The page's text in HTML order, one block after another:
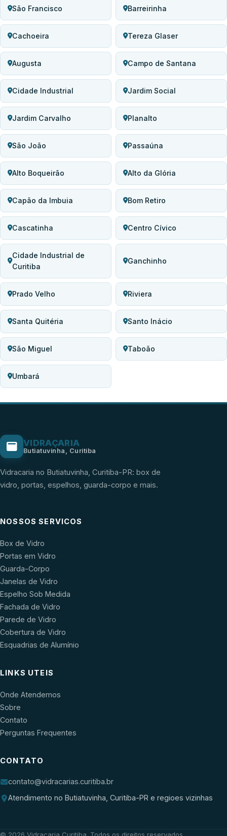
São Francisco Barreirinha
Cachoeira Tereza Glaser
Augusta Campo de Santana
Cidade Industrial Jardim Social
Jardim Carvalho Planalto
São João Passaúna
Alto Boqueirão Alto da Glória
Capão da Imbuia Bom Retiro
Cascatinha Centro Cívico
Cidade Industrial de
Curitiba
Ganchinho
Prado Velho Riviera
Santa Quitéria Santo Inácio
São Miguel Taboão
Umbará
VIDRAÇARIA
Butiatuvinha, Curitiba
Vidracaria no Butiatuvinha, Curitiba-PR: box de
vidro, portas, espelhos, guarda-corpo e mais.
NOSSOS SERVICOS
Box de Vidro
Portas em Vidro
Guarda-Corpo
Janelas de Vidro
Espelho Sob Medida
Fachada de Vidro
Parede de Vidro
Cobertura de Vidro
Esquadrias de Alumínio
LINKS UTEIS
Onde Atendemos
Sobre
Contato
Perguntas Frequentes
CONTATO
contato@vidracarias.curitiba.br
Atendimento no Butiatuvinha, Curitiba-PR e regioes vizinhas